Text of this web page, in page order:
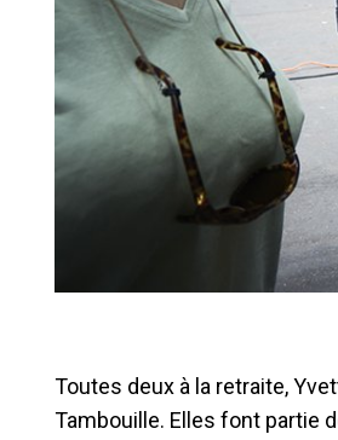
Toutes deux à la retraite,
Tambouille. Elles font partie